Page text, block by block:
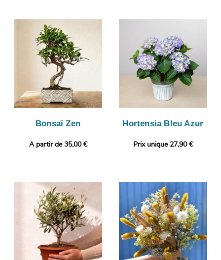
Bonsaï Zen
A partir de 35,00 €
Hortensia Bleu Azur
Prix unique 27,90 €